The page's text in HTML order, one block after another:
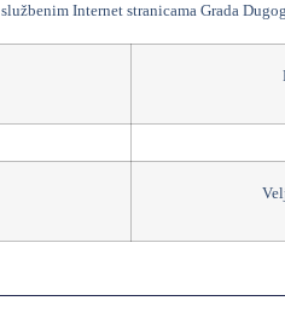
Internet stranicama Grada